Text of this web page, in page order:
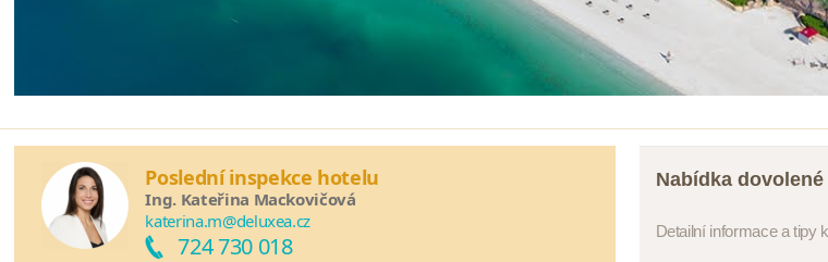
Poslední inspekce hotelu
Ing. Kateřina Mackovičová
katerina.m@deluxea.cz
724 730 018
Nabídka
Detailní informace a tipy